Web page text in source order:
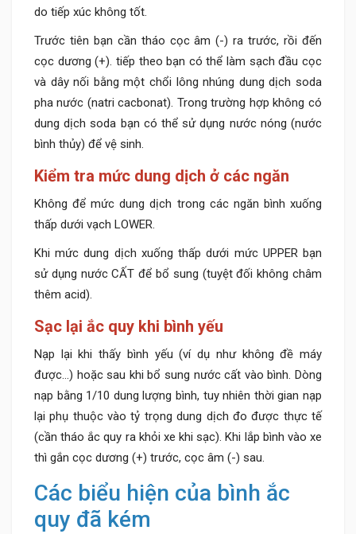
do tiếp xúc không tốt.
Trước tiên bạn cần tháo cọc âm (-) ra trước, rồi đến
cọc dương (+). tiếp theo bạn có thể làm sạch đầu cọc
và dây nối bằng một chổi lông nhúng dung dịch soda
pha nước (natri cacbonat). Trong trường hợp không có
dung dịch soda bạn có thể sử dụng nước nóng (nước
bình thủy) để vệ sinh.
Kiểm tra mức dung dịch ở các ngăn
Không để mức dung dịch trong các ngăn bình xuống
thấp dưới vạch LOWER.
Khi mức dung dịch xuống thấp dưới mức UPPER bạn
sử dụng nước CẤT để bổ sung (tuyệt đối không châm
thêm acid).
Sạc lại ắc quy khi bình yếu
Nạp lại khi thấy bình yếu (ví dụ như không đề máy
được…) hoặc sau khi bổ sung nước cất vào bình. Dòng
nạp bằng 1/10 dung lượng bình, tuy nhiên thời gian nạp
lại phụ thuộc vào tỷ trọng dung dịch đo được thực tế
(cần tháo ắc quy ra khỏi xe khi sạc). Khi lắp bình vào xe
thì gắn cọc dương (+) trước, cọc âm (-) sau.
Các biểu hiện của bình ắc
quy đã kém